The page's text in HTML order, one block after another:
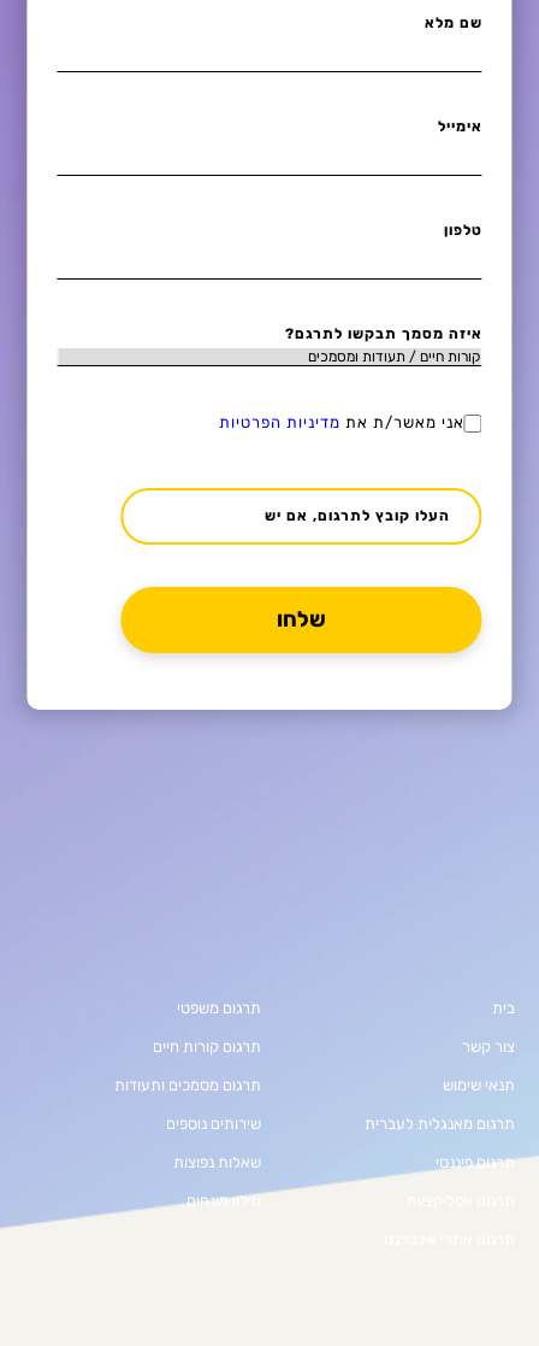
שם מלא
אימייל
טלפון
איזה מסמך תבקשו לתרגם?
אני מאשר/ת את מדיניות הפרטיות
העלו קובץ לתרגום, אם יש
בית
צור קשר
תנאי שימוש
תרגום מאנגלית לעברית
תרגום פיננסי
תרגום משפטי
תרגום קורות חיים
תרגום מסמכים ותעודות
שירותים נוספים
שאלות נפוצות
מילון מונחים